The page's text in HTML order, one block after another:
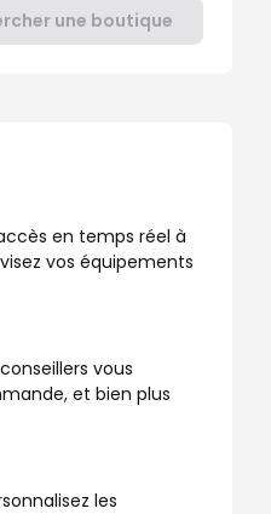
une boutique
en temps réel à
vos équipements
vous
et bien plus
les
!